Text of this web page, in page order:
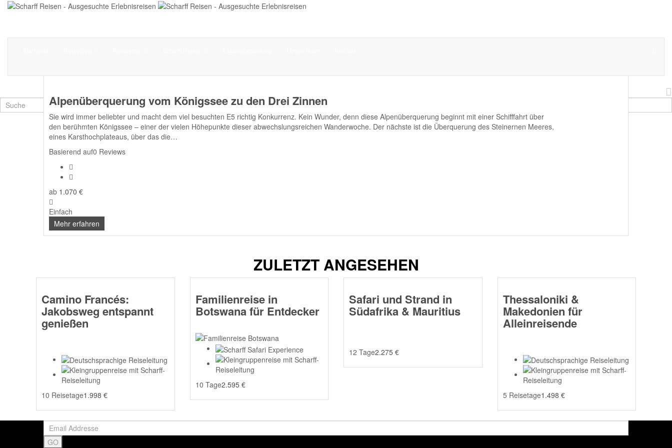
Alpenüberquerung vom Königssee zu den Drei Zinnen
Sie wird immer beliebter und macht dem viel besuchten E5 richtig Konkurrenz. Kein Wunder, denn diese Alpenüberquerung beginnt mit einer Schifffahrt über
den berühmten Königssee – einer der vielen Höhepunkte dieser abwechslungsreichen Wanderwoche. Der nächste ist die Überquerung des Steinernen Meeres,
eines Karsthochplateaus, über das die…
0
Basierend auf0 Reviews
ab 1.070 €
Einfach
Mehr erfahren
ZULETZT ANGESEHEN
Camino Francés:
Jakobsweg entspannt
genießen
10 Reisetage1.998 €
Familienreise in
Botswana für Entdecker
10 Tage2.595 €
Safari und Strand in
Südafrika & Mauritius
12 Tage2.275 €
Thessaloniki &
Makedonien für
Alleinreisende
5 Reisetage1.498 €